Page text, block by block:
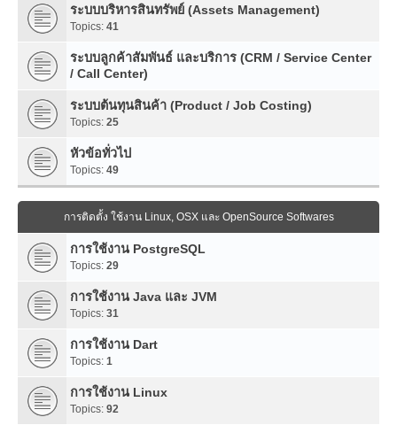
ระบบบริหารสินทรัพย์ (Assets Management)
Topics: 41
ระบบลูกค้าสัมพันธ์ และบริการ (CRM / Service Center
/ Call Center)
ระบบต้นทุนสินค้า (Product / Job Costing)
Topics: 25
หัวข้อทั่วไป
Topics: 49
การติดตั้ง ใช้งาน Linux, OSX และ OpenSource Softwares
การใช้งาน PostgreSQL
Topics: 29
การใช้งาน Java และ JVM
Topics: 31
การใช้งาน Dart
Topics: 1
การใช้งาน Linux
Topics: 92